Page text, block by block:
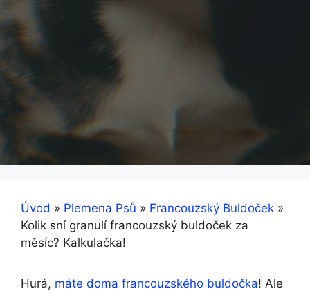
Úvod » Plemena Psů » Francouzský Buldoček »
Kolik sní granulí francouzský buldoček za
měsíc? Kalkulačka!
Hurá, máte doma francouzského buldočka! Ale